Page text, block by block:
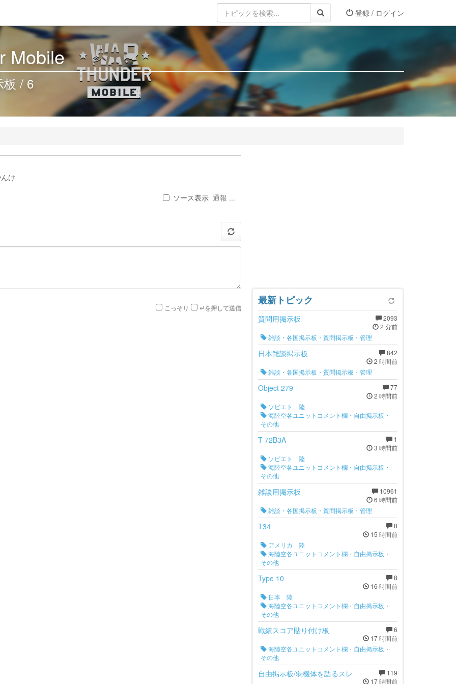
登録 / ログイン
Mobile
板 / 6
け
ソース表示 通報 ...
こっそり ↵を押して送信
最新トピック
2093
2 分前
質問用掲示板
雑談・各国掲示板・質問掲示板・管理
842
2 時間前
日本雑談掲示板
雑談・各国掲示板・質問掲示板・管理
77
2 時間前
Object 279
ソビエト 陸
海陸空各ユニットコメント欄・自由掲示板・
その他
1
3 時間前
T-72B3A
ソビエト 陸
海陸空各ユニットコメント欄・自由掲示板・
その他
10961
6 時間前
雑談用掲示板
雑談・各国掲示板・質問掲示板・管理
8
15 時間前
T34
アメリカ 陸
海陸空各ユニットコメント欄・自由掲示板・
その他
8
16 時間前
Type 10
日本 陸
海陸空各ユニットコメント欄・自由掲示板・
その他
6
17 時間前
戦績スコア貼り付け板
海陸空各ユニットコメント欄・自由掲示板・
その他
119
17 時間前
自由掲示板/弱機体を語るスレ